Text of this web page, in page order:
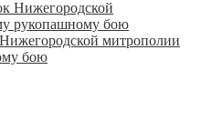
митрополии
бою